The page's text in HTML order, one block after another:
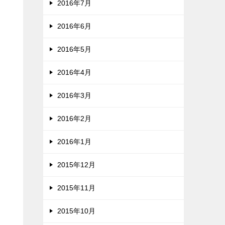
2016年7月
2016年6月
2016年5月
2016年4月
2016年3月
2016年2月
2016年1月
2015年12月
2015年11月
2015年10月